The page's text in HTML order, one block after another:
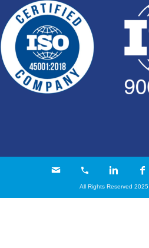
All Rights Reserved 2025